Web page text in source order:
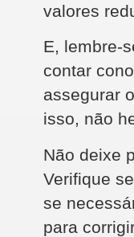
valores
E, lembre-
contar
assegurar
isso, não
Não deixe
Verifique
se
para